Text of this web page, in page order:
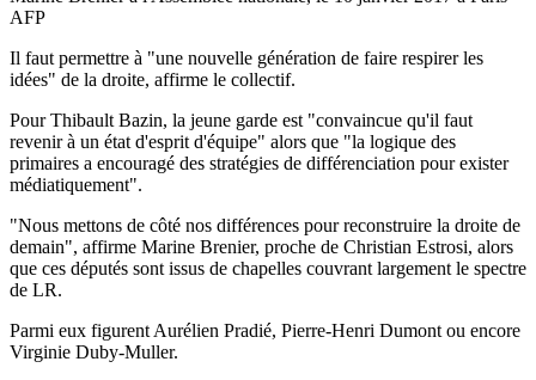
AFP
Il faut permettre à "une nouvelle génération de faire respirer les
idées" de la droite, affirme le collectif.
Pour Thibault Bazin, la jeune garde est "convaincue qu'il faut
revenir à un état d'esprit d'équipe" alors que "la logique des
primaires a encouragé des stratégies de différenciation pour exister
médiatiquement".
"Nous mettons de côté nos différences pour reconstruire la droite de
demain", affirme Marine Brenier, proche de Christian Estrosi, alors
que ces députés sont issus de chapelles couvrant largement le spectre
de LR.
Parmi eux figurent Aurélien Pradié, Pierre-Henri Dumont ou encore
Virginie Duby-Muller.